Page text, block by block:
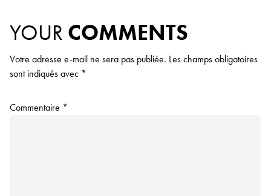
YOUR COMMENTS
Votre adresse e-mail ne sera pas publiée. Les champs obligatoires
sont indiqués avec *
Commentaire *